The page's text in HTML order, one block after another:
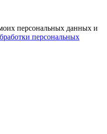
персональных данных и
персональных